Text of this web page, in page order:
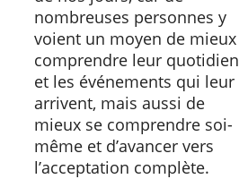
nombreuses personnes y
voient un moyen de mieux
comprendre leur quotidien
et les événements qui leur
arrivent, mais aussi de
mieux se comprendre soi-
même et d’avancer vers
l’acceptation complète.